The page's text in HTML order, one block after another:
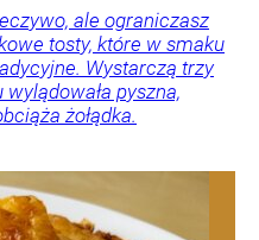
ale ograniczasz
tosty, które w smaku
Wystarczą trzy
pyszna,
żołądka.